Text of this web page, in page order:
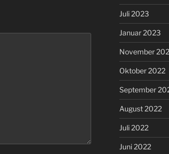
Juli 2023
Januar 2023
November
Oktober 2022
September
August 2022
Juli 2022
Juni 2022